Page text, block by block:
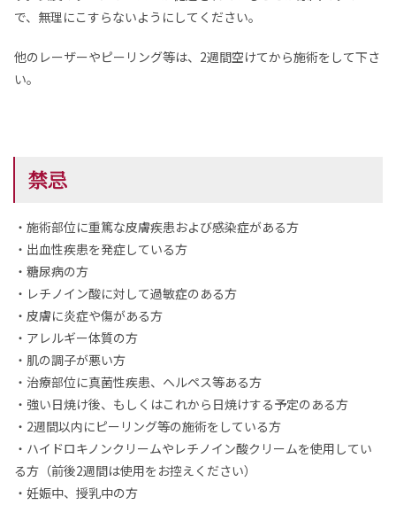
で、無理にこすらないようにしてください。
他のレーザーやピーリング等は、2週間空けてから施術をして下さ
い。
禁忌
・施術部位に重篤な皮膚疾患および感染症がある方
・出血性疾患を発症している方
・糖尿病の方
・レチノイン酸に対して過敏症のある方
・皮膚に炎症や傷がある方
・アレルギー体質の方
・肌の調子が悪い方
・治療部位に真菌性疾患、ヘルペス等ある方
・強い日焼け後、もしくはこれから日焼けする予定のある方
・2週間以内にピーリング等の施術をしている方
・ハイドロキノンクリームやレチノイン酸クリームを使用してい
る方（前後2週間は使用をお控えください）
・妊娠中、授乳中の方